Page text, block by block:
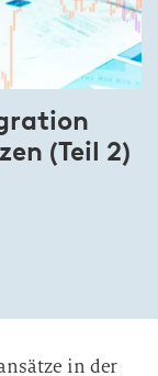
(Teil 2)
in der